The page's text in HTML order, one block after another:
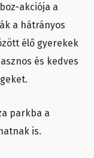
akciója a
a hátrányos
élő gyerekek
és kedves
parkba a
is.